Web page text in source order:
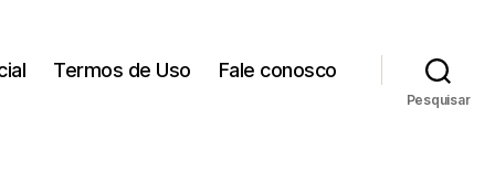
Termos de Uso Fale conosco
Pesquisar